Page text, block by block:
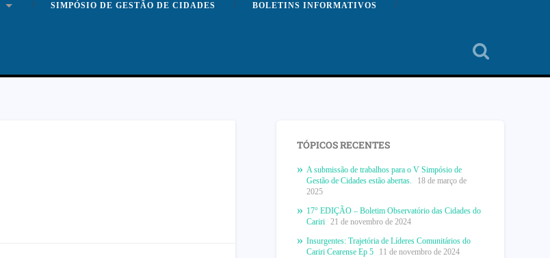
SIMPÓSIO DE GESTÃO DE CIDADES BOLETINS INFORMATIVOS
TÓPICOS RECENTES
A submissão de trabalhos para o V Simpósio de
Gestão de Cidades estão abertas.
18 de março de
2025
17° EDIÇÃO – Boletim Observatório das Cidades do
Cariri 21 de novembro de 2024
Insurgentes: Trajetória de Líderes Comunitários do
Cariri Cearense Ep 5
11 de novembro de 2024